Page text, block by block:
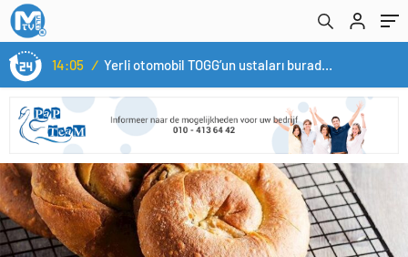
14:05 / Yerli otomobil TOGG’un ustaları burada yetişecek